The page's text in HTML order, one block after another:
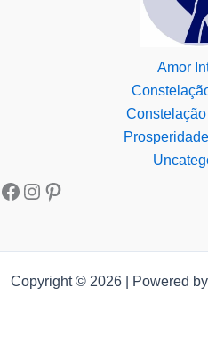
Amor
Copyright © 2026 | Powered by